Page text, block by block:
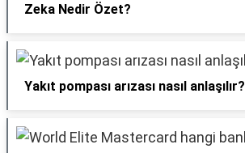
Zeka Nedir Özet?
Yakıt pompası arızası nasıl anlaşılır?